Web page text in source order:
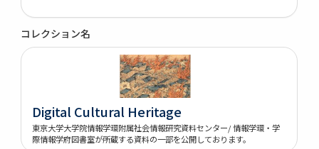
コレクション名
Digital Cultural Heritage
東京大学大学院情報学環附属社会情報研究資料センター/ 情報学環・学
際情報学府図書室が所蔵する資料の一部を公開しております。